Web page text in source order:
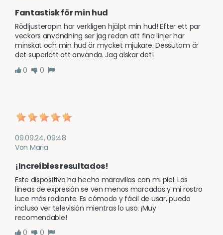
Fantastisk för min hud
Rödljusterapin har verkligen hjälpt min hud! Efter ett par
veckors användning ser jag redan att fina linjer har
minskat och min hud är mycket mjukare. Dessutom är
det superlätt att använda. Jag älskar det!
0
0
09.09.24, 09:48
Von Maria
¡Increíbles resultados!
Este dispositivo ha hecho maravillas con mi piel. Las
líneas de expresión se ven menos marcadas y mi rostro
luce más radiante. Es cómodo y fácil de usar, puedo
incluso ver televisión mientras lo uso. ¡Muy
recomendable!
0
0